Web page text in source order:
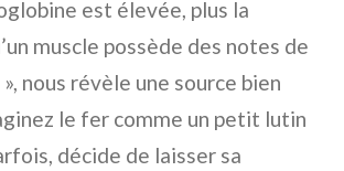
est élevée, plus la
muscle possède des notes de
nous révèle une source bien
le fer comme un petit lutin
décide de laisser sa